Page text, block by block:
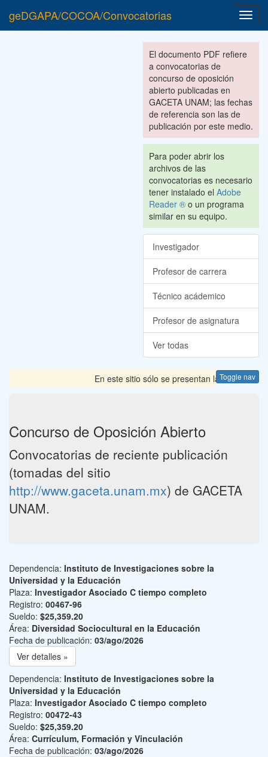
geDGAPA/COCOA/Convocatorias
El documento PDF refiere
a convocatorias de
concurso de oposición
abierto publicadas en
GACETA UNAM; las fechas
de referencia son las de
publicación por este medio.
Para poder abrir los
archivos de las
convocatorias es necesario
tener instalado el Adobe
Reader ® o un programa
similar en su equipo.
Investigador
Profesor de carrera
Técnico acádemico
Profesor de asignatura
Ver todas
Toggle nav
En este sitio sólo se presentan las
Concurso de Oposición Abierto
Convocatorias de reciente publicación
(tomadas del sitio
http://www.gaceta.unam.mx) de GACETA
UNAM.
Dependencia: Instituto de Investigaciones sobre la
Universidad y la Educación
Plaza: Investigador Asociado C tiempo completo
Registro: 00467-96
Sueldo: $25,359.20
Área: Diversidad Sociocultural en la Educación
Fecha de publicación: 03/ago/2026
Ver detalles »
Dependencia: Instituto de Investigaciones sobre la
Universidad y la Educación
Plaza: Investigador Asociado C tiempo completo
Registro: 00472-43
Sueldo: $25,359.20
Área: Currículum, Formación y Vinculación
Fecha de publicación: 03/ago/2026